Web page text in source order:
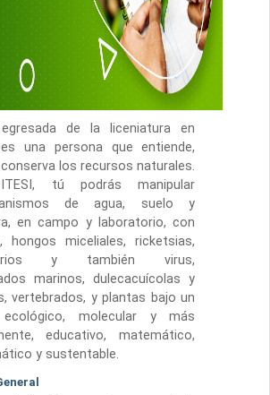
de la liceniatura en
es una persona que entiende,
los recursos naturales.
tú podrás manipular
de agua, suelo y
en campo y laboratorio, con
hongos miceliales, ricketsias,
y también virus,
marinos, dulecacuícolas y
vertebrados, y plantas bajo un
molecular y más
educativo, matemático,
y sustentable.